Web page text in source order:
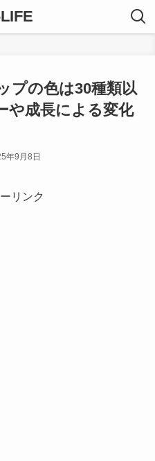
プの色は30種類以
や成長による変化
年9月8日
リンク